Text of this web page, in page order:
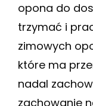
opona do
trzymać i
zimowych
które ma
nadal
zachowanie